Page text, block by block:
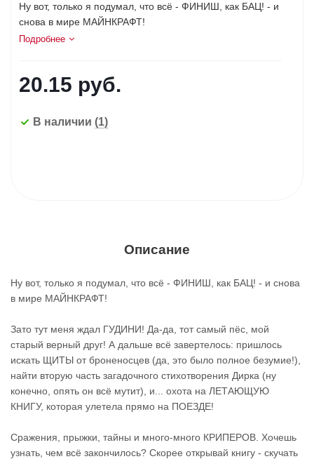
Ну вот, только я подумал, что всё - ФИНИШ, как БАЦ! - и
снова в мире МАЙНКРАФТ!
Подробнее
20.15 руб.
В наличии (1)
Описание
Ну вот, только я подумал, что всё - ФИНИШ, как БАЦ! - и снова
в мире МАЙНКРАФТ!
Зато тут меня ждал ГУДИНИ! Да-да, тот самый пёс, мой
старый верный друг! А дальше всё завертелось: пришлось
искать ЩИТЫ от броненосцев (да, это было полное безумие!),
найти вторую часть загадочного стихотворения Дирка (ну
конечно, опять он всё мутит), и... охота на ЛЕТАЮЩУЮ
КНИГУ, которая улетела прямо на ПОЕЗДЕ!
Сражения, прыжки, тайны и много-много КРИПЕРОВ. Хочешь
узнать, чем всё закончилось? Скорее открывай книгу - скучать